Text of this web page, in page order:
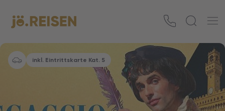
inkl. Eintrittskarte Kat. 5